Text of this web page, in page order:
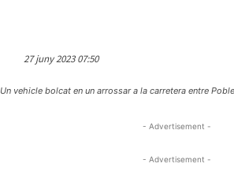
27 juny 2023 07:50
Un vehicle bolcat en un arrossar a la carretera entre
- Advertisement -
- Advertisement -